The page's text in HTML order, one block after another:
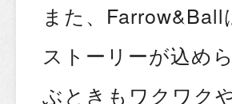
また、
ストーリーが込め
ぶときもワクワク